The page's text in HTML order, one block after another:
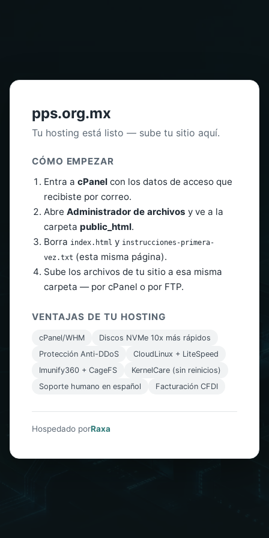
pps.org.mx
Tu hosting está listo — sube tu sitio aquí.
CÓMO EMPEZAR
Entra a cPanel con los datos de acceso que
recibiste por correo.
Abre Administrador de archivos y ve a la
carpeta public_html.
Borra index.html y instrucciones-primera-
vez.txt (esta misma página).
Sube los archivos de tu sitio a esa misma
carpeta — por cPanel o por FTP.
VENTAJAS DE TU HOSTING
cPanel/WHM
Discos NVMe 10x más rápidos
Protección Anti-DDoS
CloudLinux + LiteSpeed
Imunify360 + CageFS
KernelCare (sin reinicios)
Soporte humano en español
Facturación CFDI
Hospedado porRaxa